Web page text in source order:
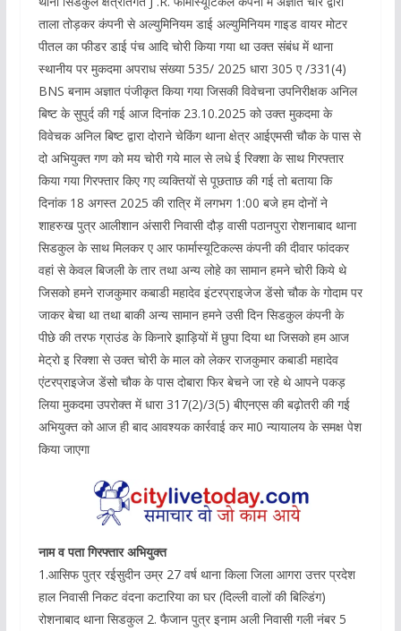
ताला तोड़कर कंपनी से अल्युमिनियम डाई अल्युमिनियम गाइड वायर मोटर
पीतल का फीडर डाई पंच आदि चोरी किया गया था उक्त संबंध में थाना
स्थानीय पर मुकदमा अपराध संख्या 535/ 2025 धारा 305 ए /331(4)
BNS बनाम अज्ञात पंजीकृत किया गया जिसकी विवेचना उपनिरीक्षक अनिल
बिष्ट के सुपुर्द की गई आज दिनांक 23.10.2025 को उक्त मुकदमा के
विवेचक अनिल बिष्ट द्वारा दोराने चेकिंग थाना क्षेत्र आईएमसी चौक के पास से
दो अभियुक्त गण को मय चोरी गये माल से लधे ई रिक्शा के साथ गिरफ्तार
किया गया गिरफ्तार किए गए व्यक्तियों से पूछताछ की गई तो बताया कि
दिनांक 18 अगस्त 2025 की रात्रि में लगभग 1:00 बजे हम दोनों ने
शाहरुख पुत्र आलीशान अंसारी निवासी दौड़ वासी पठानपुरा रोशनाबाद थाना
सिडकुल के साथ मिलकर ए आर फार्मास्यूटिकल्स कंपनी की दीवार फांदकर
वहां से केवल बिजली के तार तथा अन्य लोहे का सामान हमने चोरी किये थे
जिसको हमने राजकुमार कबाडी महादेव इंटरप्राइजेज डेंसो चौक के गोदाम पर
जाकर बेचा था तथा बाकी अन्य सामान हमने उसी दिन सिडकुल कंपनी के
पीछे की तरफ ग्राउंड के किनारे झाड़ियों में छुपा दिया था जिसको हम आज
मेट्रो इ रिक्शा से उक्त चोरी के माल को लेकर राजकुमार कबाडी महादेव
एंटरप्राइजेज डेंसो चौक के पास दोबारा फिर बेचने जा रहे थे आपने पकड़
लिया मुकदमा उपरोक्त में धारा 317(2)/3(5) बीएनएस की बढ़ोतरी की गई
अभियुक्त को आज ही बाद आवश्यक कार्रवाई कर मा0 न्यायालय के समक्ष पेश
किया जाएगा
नाम व पता गिरफ्तार अभियुक्त
1.आसिफ पुत्र रईसुदीन उम्र 27 वर्ष थाना किला जिला आगरा उत्तर प्रदेश
हाल निवासी निकट वंदना कटारिया का घर (दिल्ली वालों की बिल्डिंग)
रोशनाबाद थाना सिडकुल 2. फैजान पुत्र इनाम अली निवासी गली नंबर 5